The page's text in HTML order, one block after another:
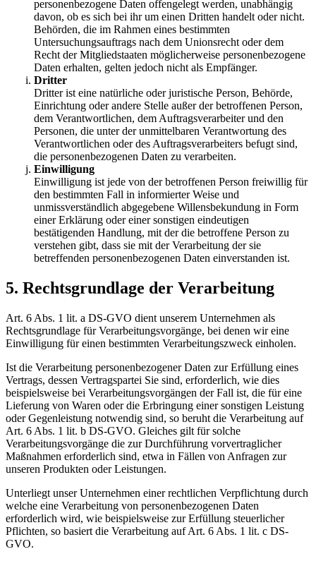
personenbezogene Daten offengelegt werden, unabhängig
davon, ob es sich bei ihr um einen Dritten handelt oder nicht.
Behörden, die im Rahmen eines bestimmten
Untersuchungsauftrags nach dem Unionsrecht oder dem
Recht der Mitgliedstaaten möglicherweise personenbezogene
Daten erhalten, gelten jedoch nicht als Empfänger.
Dritter
Dritter ist eine natürliche oder juristische Person, Behörde,
Einrichtung oder andere Stelle außer der betroffenen Person,
dem Verantwortlichen, dem Auftragsverarbeiter und den
Personen, die unter der unmittelbaren Verantwortung des
Verantwortlichen oder des Auftragsverarbeiters befugt sind,
die personenbezogenen Daten zu verarbeiten.
Einwilligung
Einwilligung ist jede von der betroffenen Person freiwillig für
den bestimmten Fall in informierter Weise und
unmissverständlich abgegebene Willensbekundung in Form
einer Erklärung oder einer sonstigen eindeutigen
bestätigenden Handlung, mit der die betroffene Person zu
verstehen gibt, dass sie mit der Verarbeitung der sie
betreffenden personenbezogenen Daten einverstanden ist.
5. Rechtsgrundlage der Verarbeitung
Art. 6 Abs. 1 lit. a DS-GVO dient unserem Unternehmen als
Rechtsgrundlage für Verarbeitungsvorgänge, bei denen wir eine
Einwilligung für einen bestimmten Verarbeitungszweck einholen.
Ist die Verarbeitung personenbezogener Daten zur Erfüllung eines
Vertrags, dessen Vertragspartei Sie sind, erforderlich, wie dies
beispielsweise bei Verarbeitungsvorgängen der Fall ist, die für eine
Lieferung von Waren oder die Erbringung einer sonstigen Leistung
oder Gegenleistung notwendig sind, so beruht die Verarbeitung auf
Art. 6 Abs. 1 lit. b DS-GVO. Gleiches gilt für solche
Verarbeitungsvorgänge die zur Durchführung vorvertraglicher
Maßnahmen erforderlich sind, etwa in Fällen von Anfragen zur
unseren Produkten oder Leistungen.
Unterliegt unser Unternehmen einer rechtlichen Verpflichtung durch
welche eine Verarbeitung von personenbezogenen Daten
erforderlich wird, wie beispielsweise zur Erfüllung steuerlicher
Pflichten, so basiert die Verarbeitung auf Art. 6 Abs. 1 lit. c DS-
GVO.